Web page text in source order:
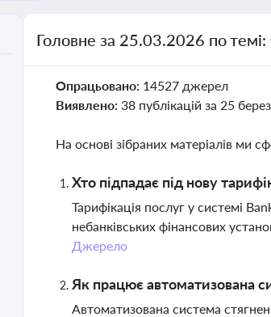
Головне за 25.03.2026 по темі:
Опрацьовано: 14527 джерел
Виявлено: 38 публікацій за 25
На основі зібраних матеріалів ми
Хто підпадає під нову
Тарифікація послуг у системі
небанківських фінансових
Джерело
Як працює автоматизована
Автоматизована система